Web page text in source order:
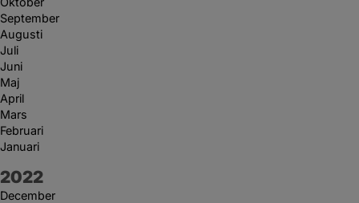
September
Augusti
Juli
Juni
Maj
April
Mars
Februari
Januari
År:
2022
December